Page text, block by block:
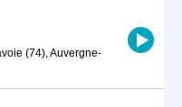
(74), Auvergne-